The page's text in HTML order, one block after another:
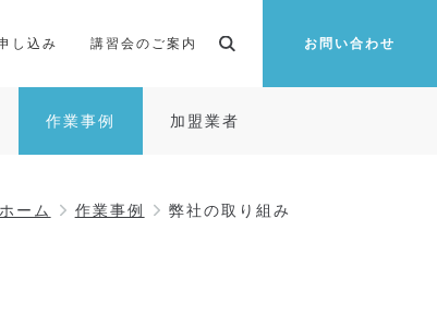
し込み 講習会のご案内 お問い合わせ
作業事例 加盟業者
ホーム 作業事例 弊社の取り組み